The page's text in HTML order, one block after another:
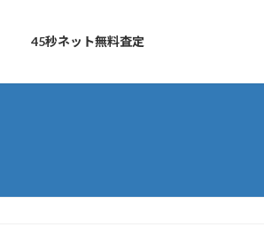
45秒ネット無料査定